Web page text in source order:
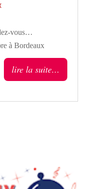
vous…
à Bordeaux
lire la suite…